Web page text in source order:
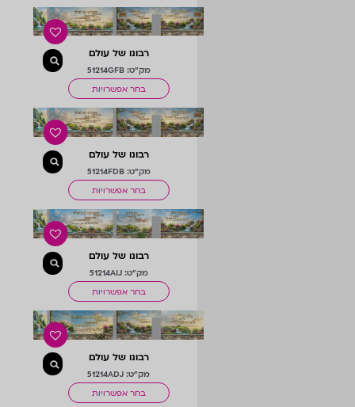
רבונו של עולם
מק"ט: 51214GFB
בחר אפשרויות
רבונו של עולם
מק"ט: 51214FDB
בחר אפשרויות
רבונו של עולם
מק"ט: 51214AIJ
בחר אפשרויות
רבונו של עולם
מק"ט: 51214ADJ
בחר אפשרויות